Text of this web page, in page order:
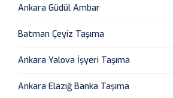
Ankara Güdül Ambar
Batman Çeyiz Taşıma
Ankara Yalova İşyeri Taşıma
Ankara Elazığ Banka Taşıma